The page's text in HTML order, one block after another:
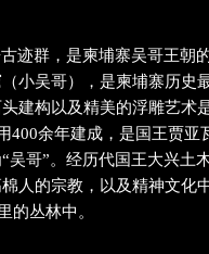
迹群，是柬埔寨吴哥王朝
小吴哥），是柬埔寨历史
建构以及精美的浮雕艺术
400余年建成，是国王贾亚
哥”。经历代国王大兴土
人的宗教，以及精神文化
的丛林中。